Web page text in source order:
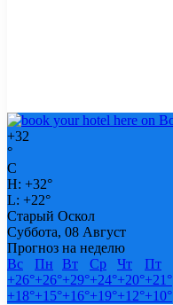
+32
°
C
H: +32°
L: +22°
Старый Оскол
Суббота, 08 Август
Прогноз на неделю
Вс
Пн Вт Ср Чт
Пт
+26°+26°+29°+24°+20°+21°
+18°+15°+16°+19°+12°+10°